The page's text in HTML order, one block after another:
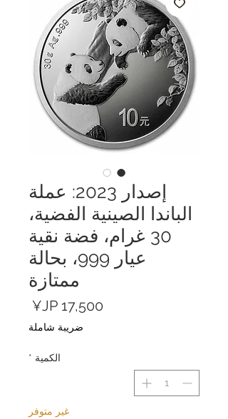
إصدار 2023: عملة
الباندا الصينية الفضية،
30 غرام، فضة نقية
عيار 999، بحالة
ممتازة
ضريبة شاملة
الكمية *
غير متوفر